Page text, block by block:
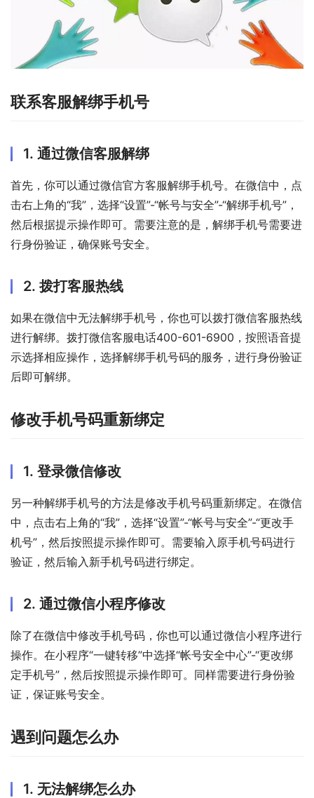
联系客服解绑手机号
1. 通过微信客服解绑
首先，你可以通过微信官方客服解绑手机号。在微信中，点
击右上角的“我”，选择“设置”-“帐号与安全”-“解绑手机号”，
然后根据提示操作即可。需要注意的是，解绑手机号需要进
行身份验证，确保账号安全。
2. 拨打客服热线
如果在微信中无法解绑手机号，你也可以拨打微信客服热线
进行解绑。拨打微信客服电话400-601-6900，按照语音提
示选择相应操作，选择解绑手机号码的服务，进行身份验证
后即可解绑。
修改手机号码重新绑定
1. 登录微信修改
另一种解绑手机号的方法是修改手机号码重新绑定。在微信
中，点击右上角的“我”，选择“设置”-“帐号与安全”-“更改手
机号”，然后按照提示操作即可。需要输入原手机号码进行
验证，然后输入新手机号码进行绑定。
2. 通过微信小程序修改
除了在微信中修改手机号码，你也可以通过微信小程序进行
操作。在小程序“一键转移”中选择“帐号安全中心”-“更改绑
定手机号”，然后按照提示操作即可。同样需要进行身份验
证，保证账号安全。
遇到问题怎么办
1. 无法解绑怎么办